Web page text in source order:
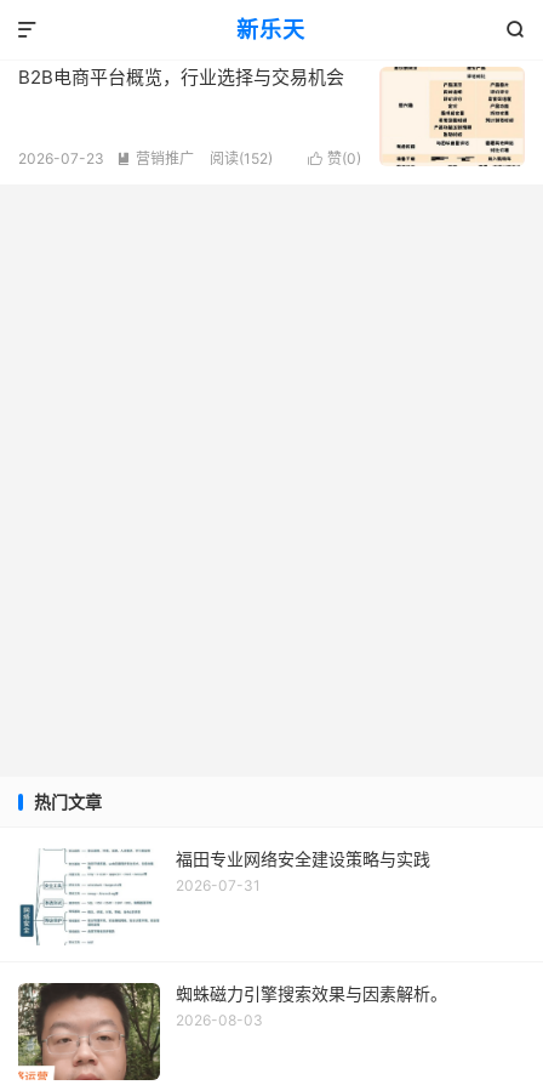
新乐天 
 共 1 篇文章
B2B电商平台概览，行业选择与交易机会
 赞(0)
2026-07-23  营销推广 阅读(152)
热门文章
福田专业网络安全建设策略与实践
2026-07-31
蜘蛛磁力引擎搜索效果与因素解析。
2026-08-03